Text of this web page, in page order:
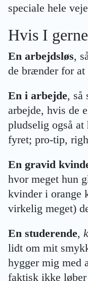
speciale hele
Hvis I
En arbejdsløs,
de brænder for at
En i arbejde, så
arbejde, hvis de
pludselig også
fyret; pro-tip,
En gravid
hvor meget hun
kvinder i orange
virkelig meget)
En studerende,
lidt om mit
hygger mig med
faktisk ikke